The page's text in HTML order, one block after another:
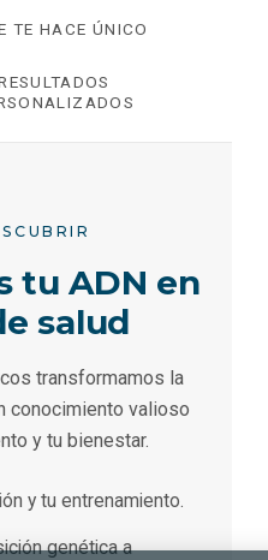
TE HACE ÚNICO
tu ADN en
salud
transformamos la
conocimiento valioso
y tu bienestar.
y tu entrenamiento.
genética a